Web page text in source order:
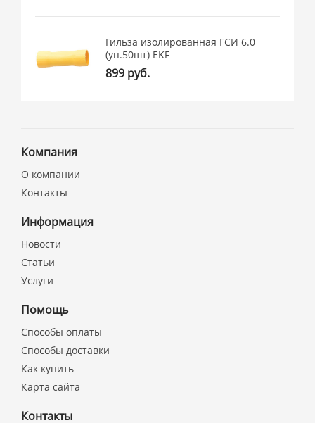
Гильза изолированная ГСИ 6.0
(уп.50шт) EKF
899 руб.
Компания
О компании
Контакты
Информация
Новости
Статьи
Услуги
Помощь
Способы оплаты
Способы доставки
Как купить
Карта сайта
Контакты